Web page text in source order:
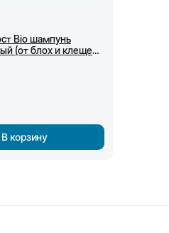
Bio шампунь
(от блох и клещей)
В корзину